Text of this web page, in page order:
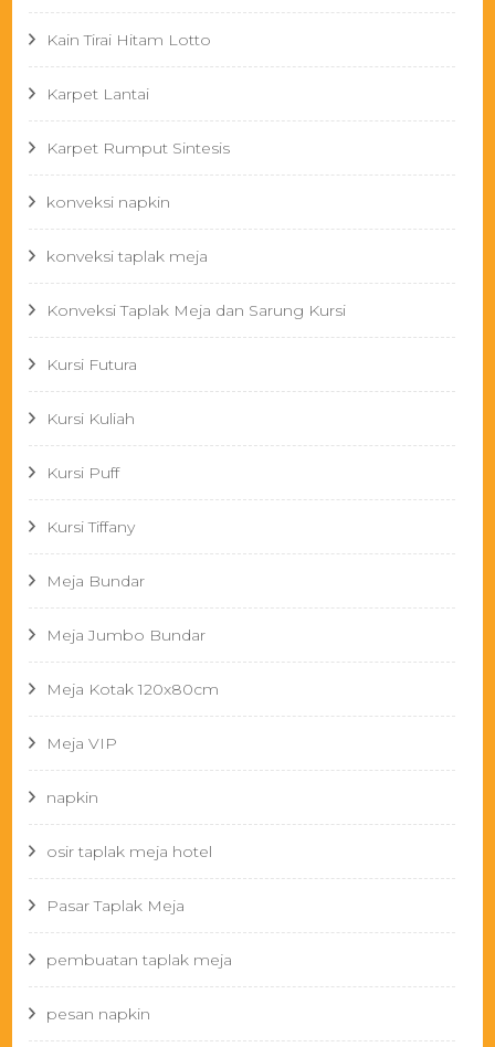
Kain Tirai Hitam Lotto
Karpet Lantai
Karpet Rumput Sintesis
konveksi napkin
konveksi taplak meja
Konveksi Taplak Meja dan Sarung Kursi
Kursi Futura
Kursi Kuliah
Kursi Puff
Kursi Tiffany
Meja Bundar
Meja Jumbo Bundar
Meja Kotak 120x80cm
Meja VIP
napkin
osir taplak meja hotel
Pasar Taplak Meja
pembuatan taplak meja
pesan napkin